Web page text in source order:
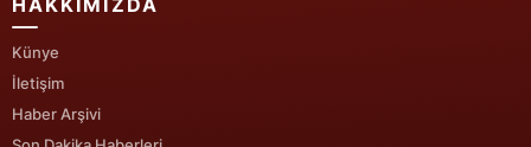
Künye
İletişim
Haber Arşivi